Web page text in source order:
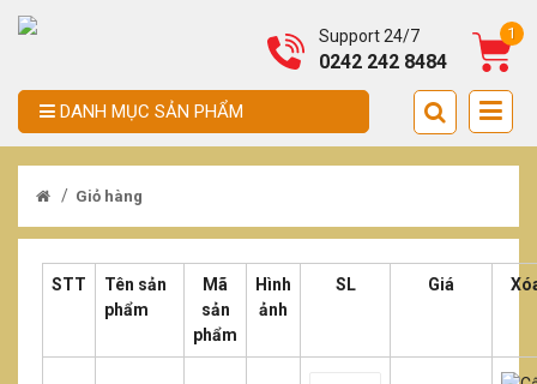
Support 24/7
0242 242 8484
1
DANH MỤC SẢN PHẨM
/ Giỏ hàng
STT
Tên sản
phẩm
Mã
sản
phẩm
Hình
ảnh
SL Giá